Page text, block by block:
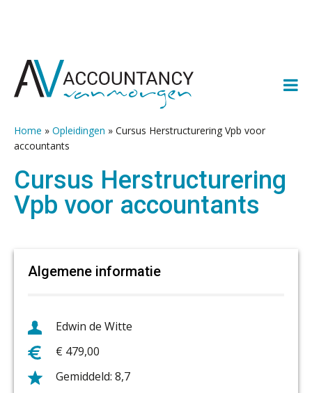
naar
naar
inhoud
naar
sidebar
naar
Home » Opleidingen » Cursus Herstructurering Vpb voor
accountants
Cursus Herstructurering
Vpb voor accountants
Algemene informatie
Edwin de Witte
€ 479,00
8,7